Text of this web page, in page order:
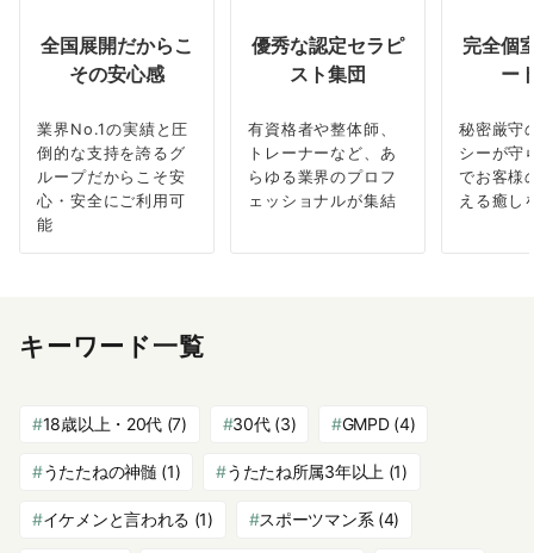
全国展開だからこ
その安心感
業界No.1の実績と圧
倒的な支持を誇るグ
ループだからこそ安
心・安全にご利用可
能
優秀な認定セラピ
スト集団
有資格者や整体師、
トレーナーなど、あ
らゆる業界のプロフ
ェッショナルが集結
完全個
ー
秘密厳守
シーが守
でお客様
える癒し
キーワード一覧
18歳以上・20代 (7) 30代(3) GMPD(4)
うたたねの神髄 (1) うたたね所属3年以上 (1)
イケメンと言われる (1) スポーツマン系 (4)